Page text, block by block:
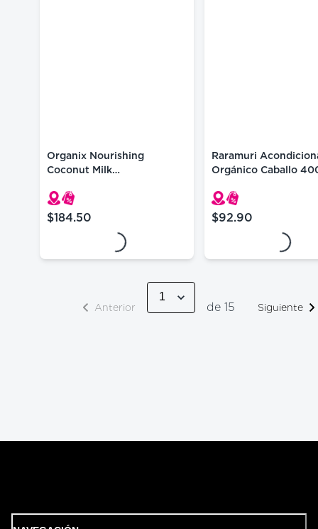
Organix Nourishing
Coconut Milk
$184.50
precio actual $184.50
Loading...
Raramuri
Orgánico Caballo
$92.90
precio actual
Loading...
Anterior de 15 Siguiente